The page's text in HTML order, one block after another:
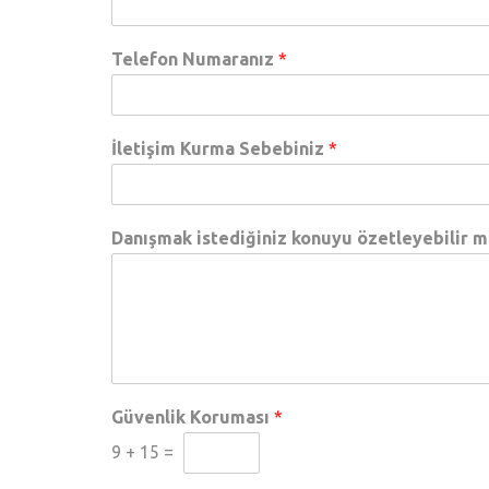
Telefon Numaranız *
İletişim Kurma Sebebiniz *
Danışmak istediğiniz konuyu özetleyebilir
Güvenlik Koruması *
9 + 15 =